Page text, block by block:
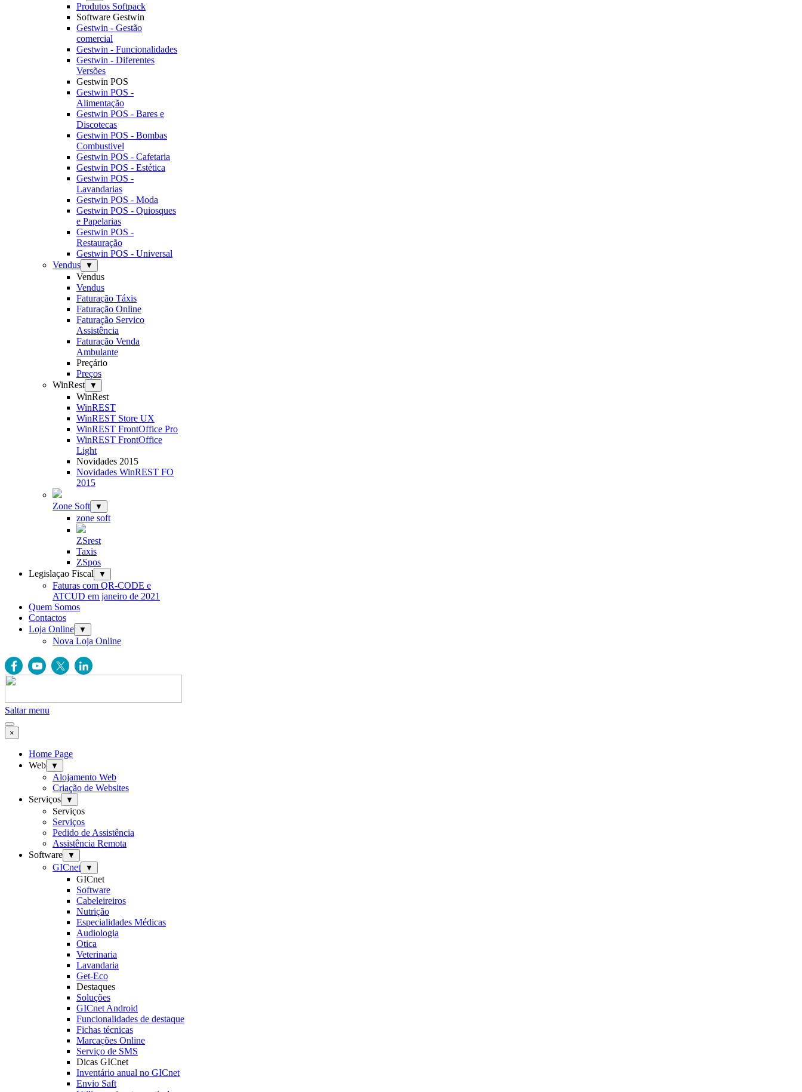
Produtos Softpack
Software Gestwin
Gestwin - Gestão
comercial
Gestwin - Funcionalidades
Gestwin - Diferentes
Versões
Gestwin POS
Gestwin POS -
Alimentação
Gestwin POS - Bares e
Discotecas
Gestwin POS - Bombas
Combustivel
Gestwin POS - Cafetaria
Gestwin POS - Estética
Gestwin POS -
Lavandarias
Gestwin POS - Moda
Gestwin POS - Quiosques
e Papelarias
Gestwin POS -
Restauração
Gestwin POS - Universal
Vendus
▼
Vendus
Vendus
Faturação Táxis
Faturação Online
Faturação Servico
Assistência
Faturação Venda
Ambulante
Preçário
Preços
WinRest
▼
WinRest
WinREST
WinREST Store UX
WinREST FrontOffice Pro
WinREST FrontOffice
Light
Novidades 2015
Novidades WinREST FO
2015
Zone Soft ▼
zone soft
ZSrest
Taxis
ZSpos
Legislaçao Fiscal
▼
Faturas com QR-CODE e
ATCUD em janeiro de 2021
Quem Somos
Contactos
Loja Online
▼
Nova Loja Online
Saltar menu
×
Home Page
Web
▼
Alojamento Web
Criação de Websites
Serviços
▼
Serviços
Serviços
Pedido de Assistência
Assistência Remota
Software
▼
GICnet ▼
GICnet
Software
Cabeleireiros
Nutrição
Especialidades Médicas
Audiologia
Otica
Veterinaria
Lavandaria
Get-Eco
Destaques
Soluções
GICnet Android
Funcionalidades de destaque
Fichas técnicas
Marcações Online
Serviço de SMS
Dicas GICnet
Inventário anual no GICnet
Envio Saft